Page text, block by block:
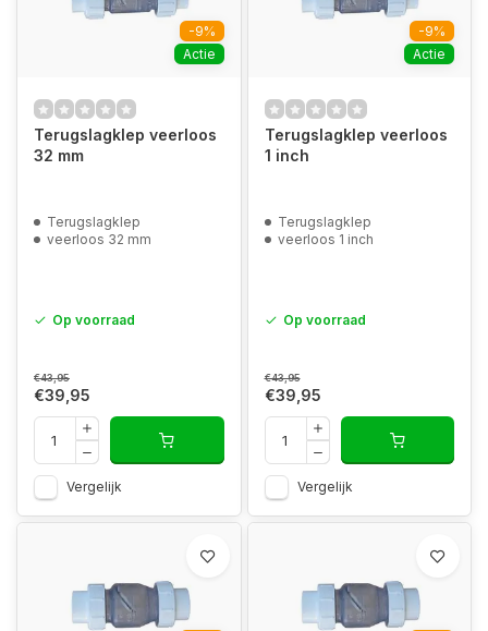
-9%
Actie
Terugslagklep veerloos
32 mm
Terugslagklep
veerloos 32 mm
Op voorraad
€43,95
€39,95
Vergelijk
-9%
Actie
Terugslagklep veerloos
1 inch
Terugslagklep
veerloos 1 inch
Op voorraad
€43,95
€39,95
Vergelijk